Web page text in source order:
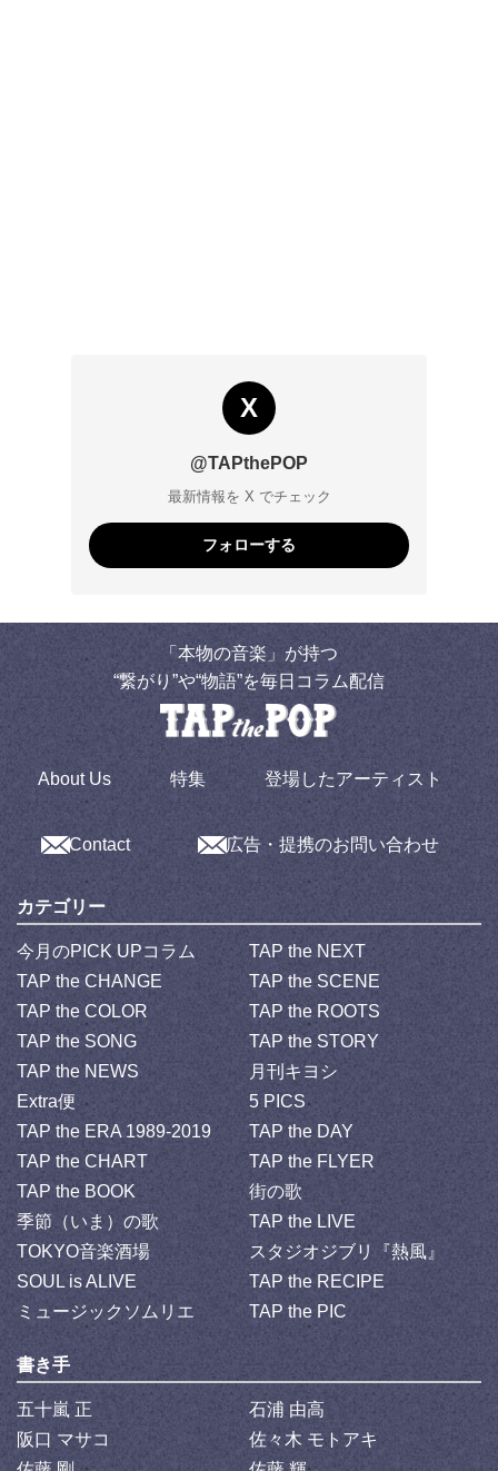
X
@TAPthePOP
最新情報を X でチェック
フォローする
「本物の音楽」が持つ
“繋がり”や“物語”を毎日コラム配信
About Us 特集 登場したアーティスト
Contact 広告・提携のお問い合わせ
カテゴリー
今月のPICK UPコラム
TAP the NEXT
TAP the CHANGE
TAP the SCENE
TAP the COLOR
TAP the ROOTS
TAP the SONG
TAP the STORY
TAP the NEWS
月刊キヨシ
Extra便
5 PICS
TAP the ERA 1989-2019
TAP the DAY
TAP the CHART
TAP the FLYER
TAP the BOOK
街の歌
季節（いま）の歌
TAP the LIVE
TOKYO音楽酒場
スタジオジブリ『熱風』
SOUL is ALIVE
TAP the RECIPE
ミュージックソムリエ
TAP the PIC
書き手
五十嵐 正
石浦 由高
阪口 マサコ
佐々木 モトアキ